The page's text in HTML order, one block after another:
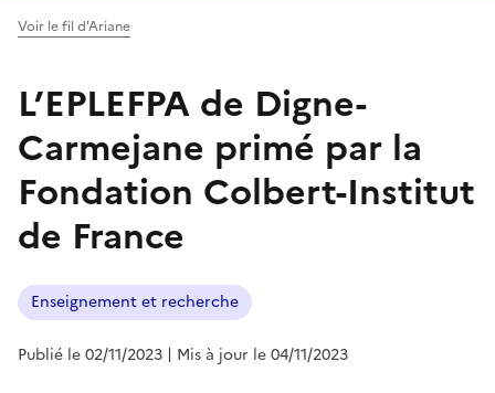
Voir le fil d'Ariane
L’EPLEFPA de Digne-
Carmejane primé par la
Fondation Colbert-Institut
de France
Enseignement et recherche
Publié le 02/11/2023 | Mis à jour le 04/11/2023